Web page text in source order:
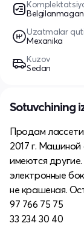
Belgilanmagan
Uzatmalar
Mexanika
Kuzov
Sedan
Sotuvchining
Продам лассети
2017 г. Машиной
имеются
электронные
не крашеная.
97 766 75 75
33 234 30 40